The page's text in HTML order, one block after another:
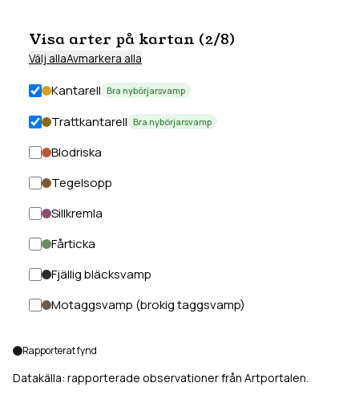
Visa arter på kartan (2/8)
Välj allaAvmarkera alla
Kantarell Bra nybörjarsvamp
Trattkantarell Bra nybörjarsvamp
Blodriska
Tegelsopp
Sillkremla
Fårticka
Fjällig bläcksvamp
Motaggsvamp (brokig taggsvamp)
Rapporterat fynd
Datakälla: rapporterade observationer från Artportalen.